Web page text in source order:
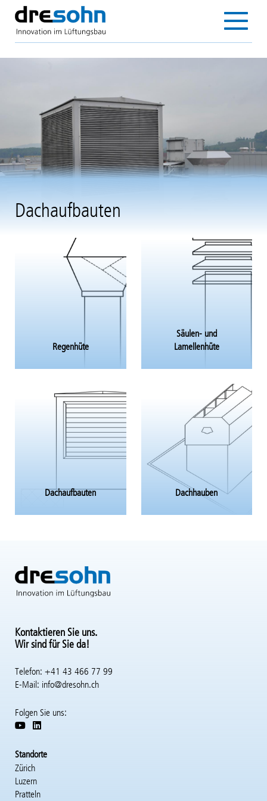
Inhalt
Dachaufbauten
Regenhüte
Säulen- und
Lamellenhüte
Dachaufbauten Dachhauben
Kontaktieren Sie uns.
Wir sind für Sie da!
Telefon: +41 43 466 77 99
E-Mail: info@dresohn.ch
Folgen Sie uns:
Standorte
Zürich
Luzern
Pratteln